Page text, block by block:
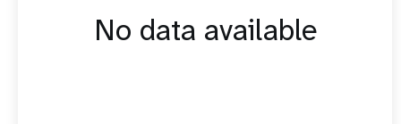
No data available